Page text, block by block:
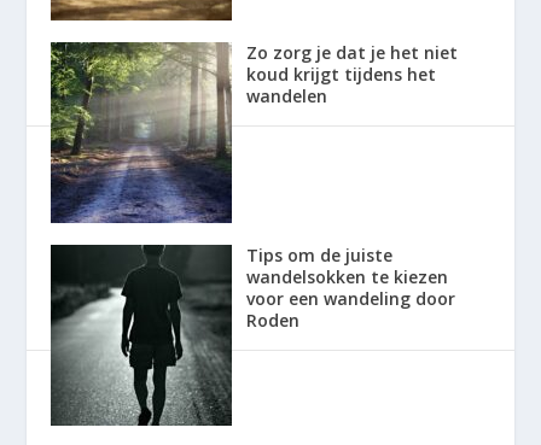
Zo zorg je dat je het niet
koud krijgt tijdens het
wandelen
Tips om de juiste
wandelsokken te kiezen
voor een wandeling door
Roden